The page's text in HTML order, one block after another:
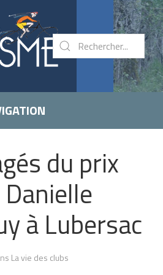
du prix
à Lubersac
La vie des clubs